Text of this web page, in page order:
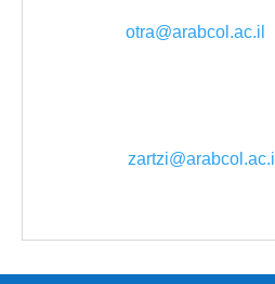
otra@arabcol.ac.il
zartzi@arabcol.ac.il